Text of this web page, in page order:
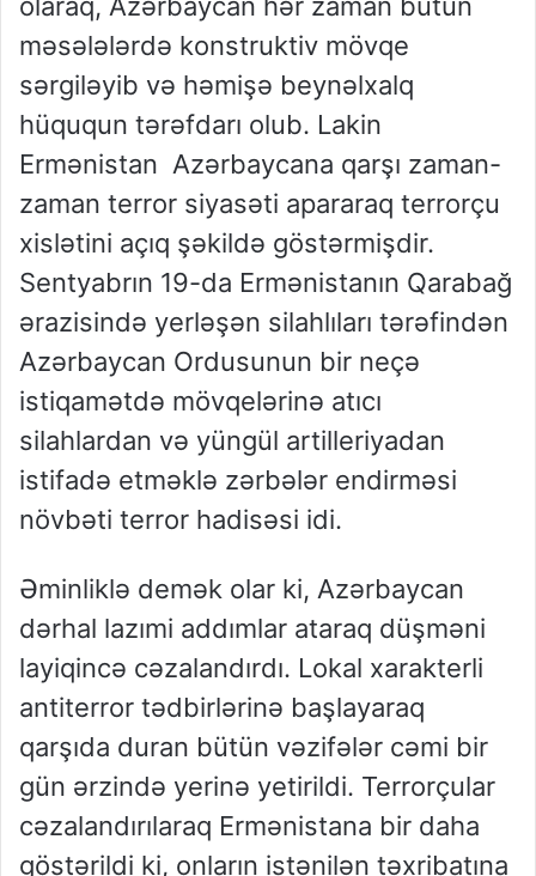
məsələlərdə konstruktiv mövqe
sərgiləyib və həmişə beynəlxalq
hüququn tərəfdarı olub. Lakin
Ermənistan Azərbaycana qarşı zaman-
zaman terror siyasəti apararaq terrorçu
xislətini açıq şəkildə göstərmişdir.
Sentyabrın 19-da Ermənistanın Qarabağ
ərazisində yerləşən silahlıları tərəfindən
Azərbaycan Ordusunun bir neçə
istiqamətdə mövqelərinə atıcı
silahlardan və yüngül artilleriyadan
istifadə etməklə zərbələr endirməsi
növbəti terror hadisəsi idi.
Əminliklə demək olar ki, Azərbaycan
dərhal lazımi addımlar ataraq düşməni
layiqincə cəzalandırdı. Lokal xarakterli
antiterror tədbirlərinə başlayaraq
qarşıda duran bütün vəzifələr cəmi bir
gün ərzində yerinə yetirildi. Terrorçular
cəzalandırılaraq Ermənistana bir daha
göstərildi ki, onların istənilən təxribatına